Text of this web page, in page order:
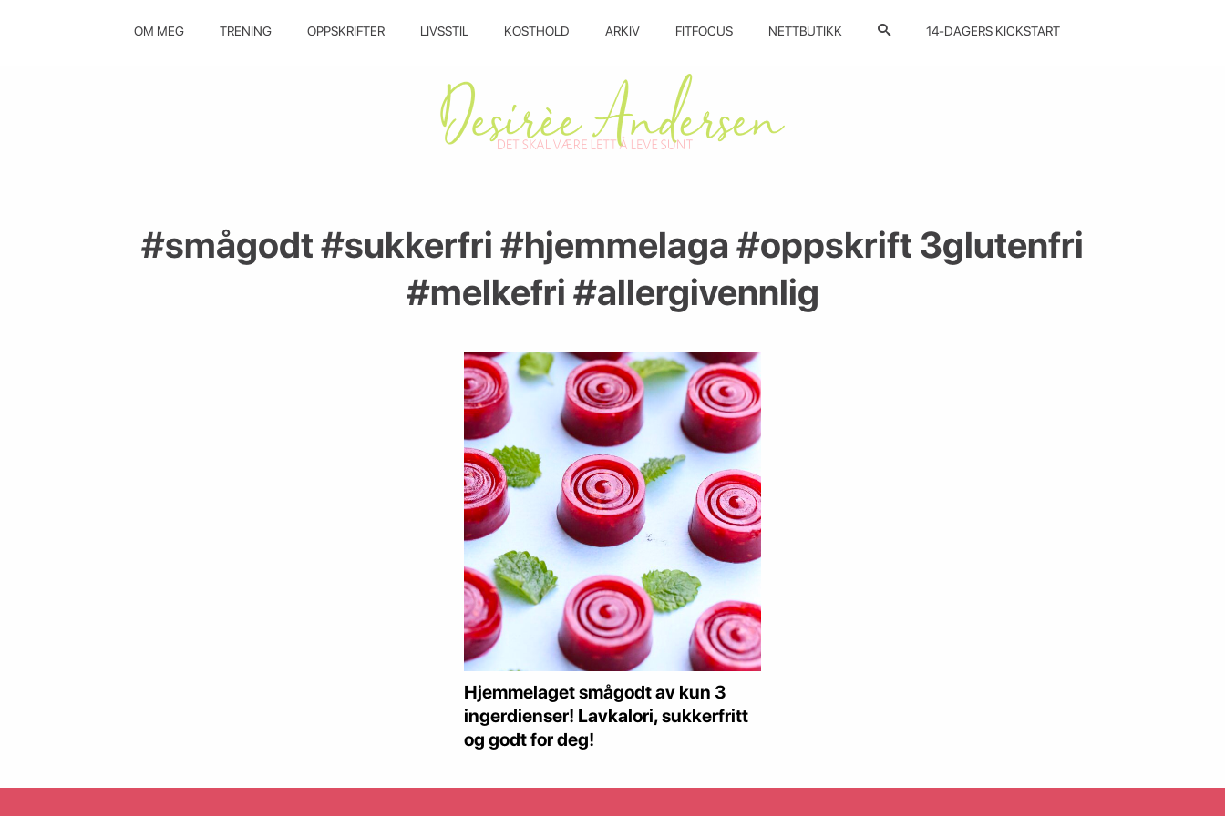
OM MEG TRENING OPPSKRIFTER LIVSSTIL KOSTHOLD ARKIV FITFOCUS NETTBUTIKK 14-DAGERS KICKSTART
#smågodt #sukkerfri #hjemmelaga #oppskrift 3glutenfri
#melkefri #allergivennlig
Hjemmelaget smågodt av kun 3
ingerdienser! Lavkalori, sukkerfritt
og godt for deg!